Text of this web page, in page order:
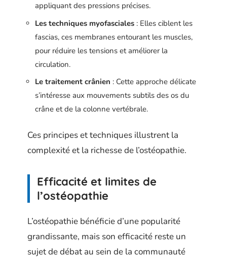
appliquant des pressions précises.
Les techniques myofasciales : Elles ciblent les
fascias, ces membranes entourant les muscles,
pour réduire les tensions et améliorer la
circulation.
Le traitement crânien : Cette approche délicate
s’intéresse aux mouvements subtils des os du
crâne et de la colonne vertébrale.
Ces principes et techniques illustrent la
complexité et la richesse de l’ostéopathie.
Efficacité et limites de
l’ostéopathie
L’ostéopathie bénéficie d’une popularité
grandissante, mais son efficacité reste un
sujet de débat au sein de la communauté